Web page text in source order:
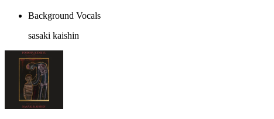
Background Vocals
sasaki kaishin